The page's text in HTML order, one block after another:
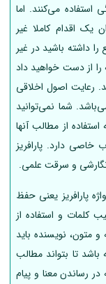
استفاده می‌کنند. اما
یک اقدام کاملا غیر
داشته باشید در غیر
را از دست خواهید داد
رعایت اصول اخلاقی
شما نمی‌توانید
از مطالب آنها
خاصی دارد. پارافریز
و سرقت علمی.
پارافریز یعنی حفظ
کلمات و استفاده از
و متون، نویسنده باید
تا بتواند مطالب
رساندن معنا و پیام